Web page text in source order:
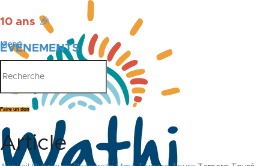
10 ans 🎉
ÉVÉNEMENTS
PUBLICATIONS
Menu
Faire un don
Article